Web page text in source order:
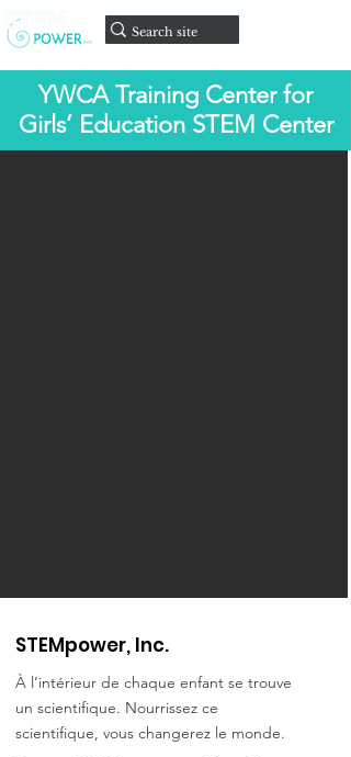
YWCA Training Center for
Girls’ Education STEM Center
STEMpower, Inc.
À l’intérieur de chaque enfant se trouve
un scientifique. Nourrissez ce
scientifique, vous changerez le monde.